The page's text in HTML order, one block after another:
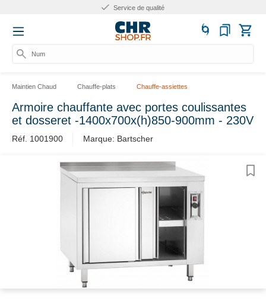
Service de qualité
Numé
Maintien Chaud Chauffe-plats Chauffe-assiettes
Armoire chauffante avec portes coulissantes
et dosseret -1400x700x(h)850-900mm - 230V
Réf. 1001900 Marque: Bartscher